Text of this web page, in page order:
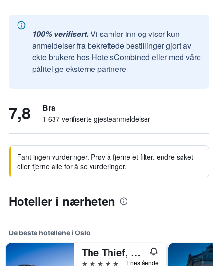
100% verifisert. Vi samler inn og viser kun
anmeldelser fra bekreftede bestillinger gjort av
ekte brukere hos HotelsCombined eller med våre
pålitelige eksterne partnere.
7,8 Bra
1 637 verifiserte gjesteanmeldelser
Fant ingen vurderinger. Prøv å fjerne et filter, endre søket
eller fjerne alle for å se vurderinger.
Hoteller i nærheten
De beste hotellene i Oslo
The Thief, An Ascend Collection Hotel
5 stjerner Enestående